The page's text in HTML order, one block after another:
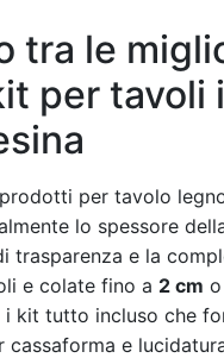
tra le
per tavoli
per tavolo
lo spessore
trasparenza e la
e colate fino a 2 cm
i kit tutto incluso che
cassaforma e